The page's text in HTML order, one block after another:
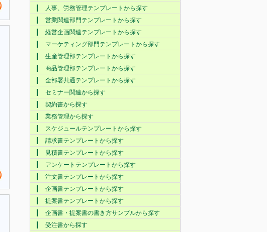
人事、労務管理テンプレートから探す
営業関連部門テンプレートから探す
経営企画関連テンプレートから探す
マーケティング部門テンプレートから探す
生産管理部テンプレートから探す
商品管理部テンプレートから探す
全部署共通テンプレートから探す
セミナー関連から探す
契約書から探す
業務管理から探す
スケジュールテンプレートから探す
請求書テンプレートから探す
見積書テンプレートから探す
アンケートテンプレートから探す
注文書テンプレートから探す
企画書テンプレートから探す
提案書テンプレートから探す
企画書・提案書の書き方サンプルから探す
受注書から探す